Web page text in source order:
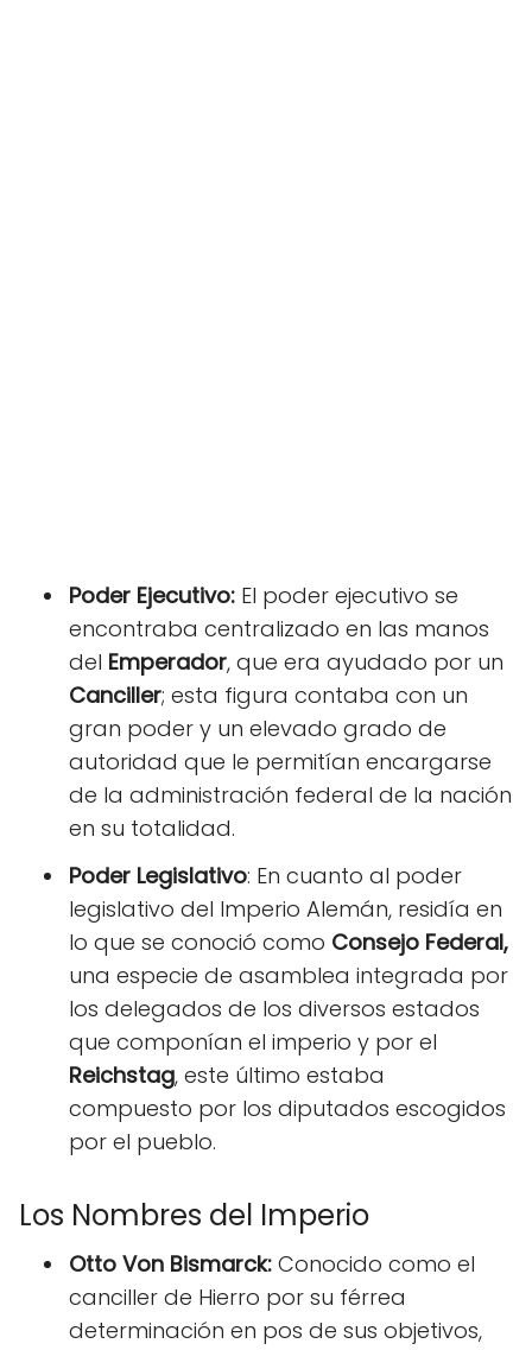
Poder Ejecutivo: El poder ejecutivo se
encontraba centralizado en las manos
del Emperador, que era ayudado por un
Canciller; esta figura contaba con un
gran poder y un elevado grado de
autoridad que le permitían encargarse
de la administración federal de la nación
en su totalidad.
Poder Legislativo: En cuanto al poder
legislativo del Imperio Alemán, residía en
lo que se conoció como Consejo Federal,
una especie de asamblea integrada por
los delegados de los diversos estados
que componían el imperio y por el
Reichstag, este último estaba
compuesto por los diputados escogidos
por el pueblo.
Los Nombres del Imperio
Otto Von Bismarck: Conocido como el
canciller de Hierro por su férrea
determinación en pos de sus objetivos,